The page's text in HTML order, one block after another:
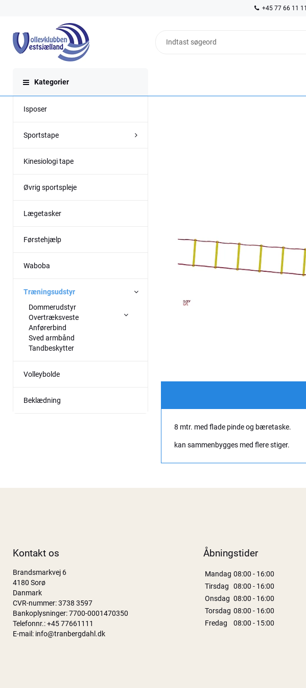
+45 77 66 11 11
Kategorier
Isposer
Sportstape
Kinesiologi tape
Øvrig sportspleje
Lægetasker
Førstehjælp
Waboba
Træningsudstyr
Dommerudstyr
Overtræksveste
Anførerbind
Sved armbånd
Tandbeskytter
Volleybolde
Beklædning
8 mtr. med flade pinde og bæretaske.
kan sammenbygges med flere stiger.
Kontakt os
Brandsmarkvej 6
4180 Sorø
Danmark
CVR-nummer: 3738 3597
Bankoplysninger: 7700-0001470350
Telefonnr.:+45 77661111
E-mail: info@tranbergdahl.dk
Åbningstider
Mandag 08:00 - 16:00
Tirsdag
08:00 - 16:00
Onsdag 08:00 - 16:00
Torsdag 08:00 - 16:00
Fredag
08:00 - 15:00